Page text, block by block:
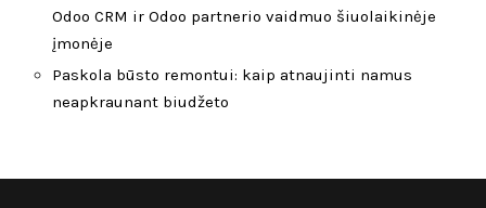
Odoo CRM ir Odoo partnerio vaidmuo šiuolaikinėje
įmonėje
Paskola būsto remontui: kaip atnaujinti namus
neapkraunant biudžeto